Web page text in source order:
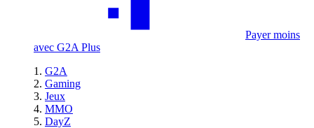
Payer moins
avec G2A Plus
G2A
Gaming
Jeux
MMO
DayZ